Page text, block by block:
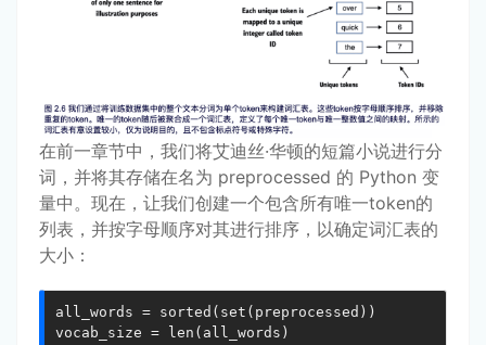
在前一章节中，我们将艾迪丝·华顿的短篇小说进行分
词，并将其存储在名为 preprocessed 的 Python 变
量中。现在，让我们创建一个包含所有唯一token的
列表，并按字母顺序对其进行排序，以确定词汇表的
大小：
all_words = sorted(set(preprocessed))
vocab_size = len(all_words)